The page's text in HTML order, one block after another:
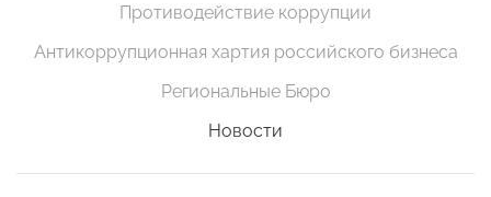
Противодействие коррупции
Антикоррупционная хартия российского бизнеса
Региональные Бюро
Новости